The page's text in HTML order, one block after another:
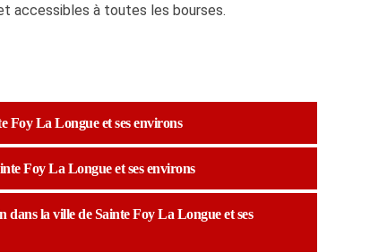
accessibles à toutes les bourses.
Foy La Longue et ses environs
Foy La Longue et ses environs
dans la ville de Sainte Foy La Longue et ses